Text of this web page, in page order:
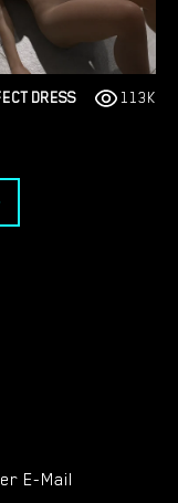
DRESS 113K
E-Mail